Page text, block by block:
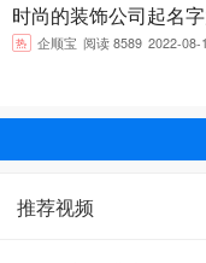
时尚的装饰公司起名
热 企顺宝 阅读 8589 2022-08-
推荐视频